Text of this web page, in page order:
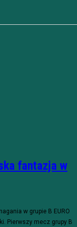
fantazja w
w grupie B EURO
Pierwszy mecz grupy B